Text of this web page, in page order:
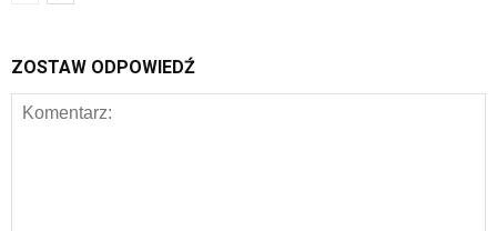
ZOSTAW ODPOWIEDŹ